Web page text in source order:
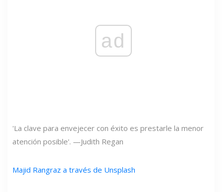
ad
'La clave para envejecer con éxito es prestarle la menor
atención posible'. —Judith Regan
Majid Rangraz a través de Unsplash